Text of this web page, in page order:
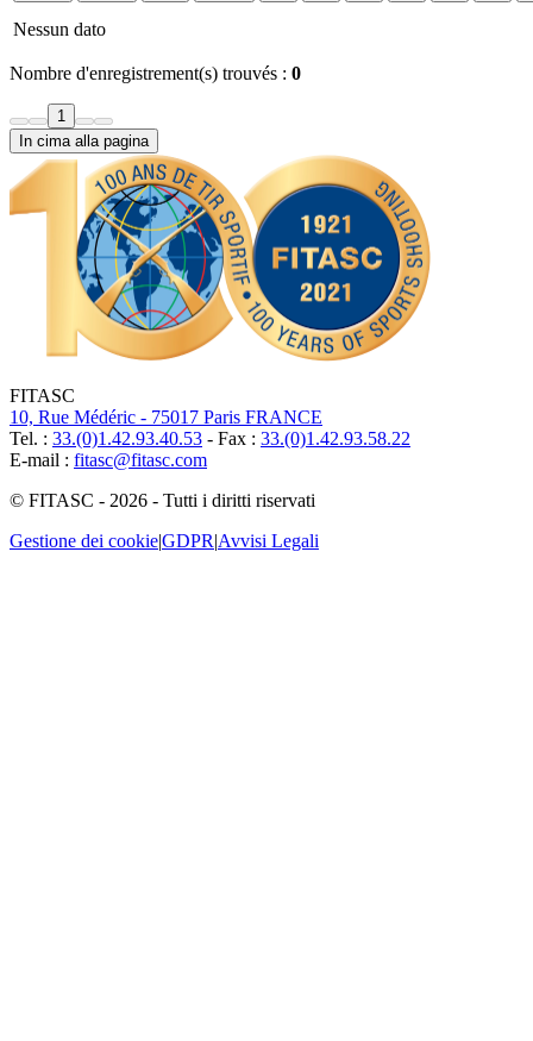
Nessun dato
Nombre d'enregistrement(s) trouvés : 0
1
In cima alla pagina
FITASC
10, Rue Médéric - 75017 Paris FRANCE
Tel. : 33.(0)1.42.93.40.53 - Fax : 33.(0)1.42.93.58.22
E-mail : fitasc@fitasc.com
© FITASC - 2026 - Tutti i diritti riservati
Gestione dei cookie|GDPR|Avvisi Legali